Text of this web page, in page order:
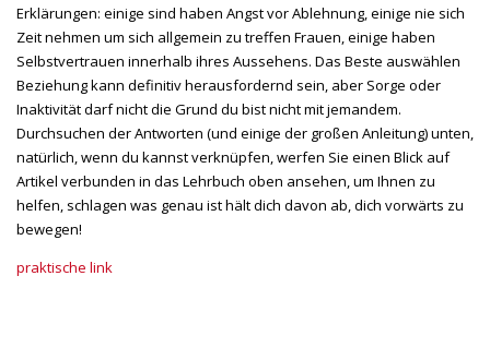
Erklärungen: einige sind haben Angst vor Ablehnung, einige nie sich
Zeit nehmen um sich allgemein zu treffen Frauen, einige haben
Selbstvertrauen innerhalb ihres Aussehens. Das Beste auswählen
Beziehung kann definitiv herausfordernd sein, aber Sorge oder
Inaktivität darf nicht die Grund du bist nicht mit jemandem.
Durchsuchen der Antworten (und einige der großen Anleitung) unten,
natürlich, wenn du kannst verknüpfen, werfen Sie einen Blick auf
Artikel verbunden in das Lehrbuch oben ansehen, um Ihnen zu
helfen, schlagen was genau ist hält dich davon ab, dich vorwärts zu
bewegen!
praktische link